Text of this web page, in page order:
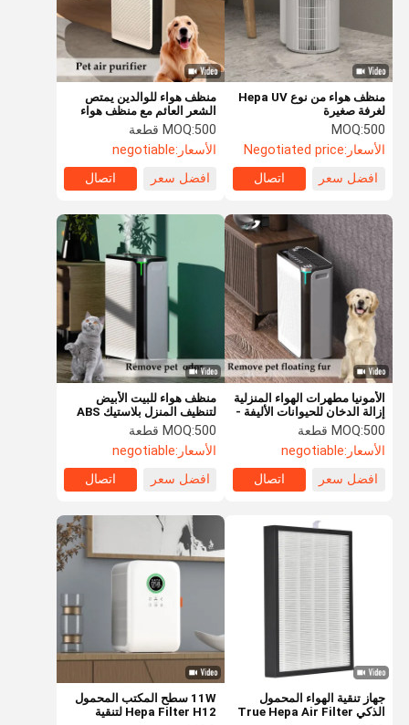
المنزل فيديوهات
منظف هواء من نوع Hepa UV
لغرفة صغيرة
MOQ:500
الأسعار:Negotiated price
افضل سعر
اتصال
منظف هواء للوالدين يمتص
الشعر العائم مع منظف هواء
هيبا MOQ:500 قطعة
الأسعار:negotiable
افضل سعر
اتصال
الأمونيا مطهرات الهواء المنزلية
إزالة الدخان للحيوانات الأليفة -
حياة ودية
MOQ:500 قطعة
الأسعار:negotiable
افضل سعر
اتصال
منظف هواء للبيت الأبيض
لتنظيف المنزل بلاستيك ABS
MOQ:500 قطعة
الأسعار:negotiable
افضل سعر
اتصال
جهاز تنقية الهواء المحمول
الذكي True Hepa Air Filter
11W سطح المكتب المحمول
Hepa Filter H12 لتنقية